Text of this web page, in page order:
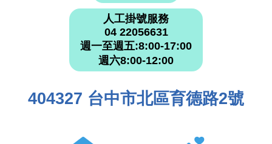
人工掛號服務
04 22056631
週一至週五:8:00-17:00
週六8:00-12:00
404327 台中市北區育德路2號